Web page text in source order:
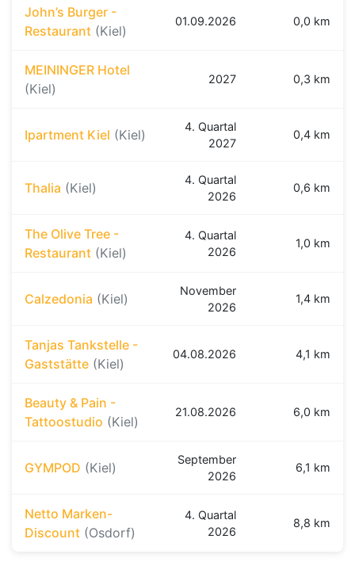
John’s Burger -
Restaurant (Kiel)
01.09.2026 0,0 km
MEININGER Hotel
(Kiel)
2027 0,3 km
Ipartment Kiel (Kiel)
4. Quartal
2027
0,4 km
Thalia (Kiel)
4. Quartal
2026
0,6 km
The Olive Tree -
Restaurant (Kiel)
4. Quartal
2026
1,0 km
Calzedonia (Kiel)
November
2026
1,4 km
Tanjas Tankstelle -
Gaststätte (Kiel)
04.08.2026 4,1 km
Beauty & Pain -
Tattoostudio (Kiel)
21.08.2026 6,0 km
GYMPOD (Kiel)
September
2026
6,1 km
Netto Marken-
Discount (Osdorf)
4. Quartal
2026
8,8 km